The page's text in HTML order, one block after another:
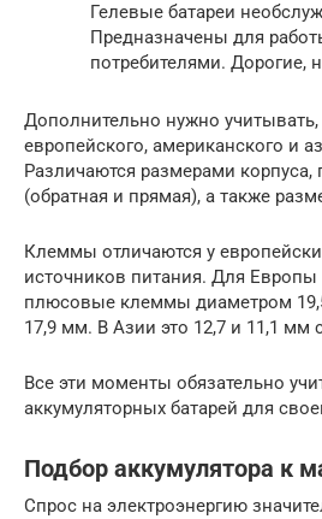
Гелевые батареи
Предназначены для
потребителями. Дорогие,
Дополнительно нужно
европейского, американского и
Различаются размерами корпуса,
(обратная и прямая), а также
Клеммы отличаются у
источников питания. Для
плюсовые клеммы диаметром
17,9 мм. В Азии это 12,7 и 11,1 мм
Все эти моменты обязательно
аккумуляторных батарей для
Подбор аккумулятора к
Спрос на электроэнергию